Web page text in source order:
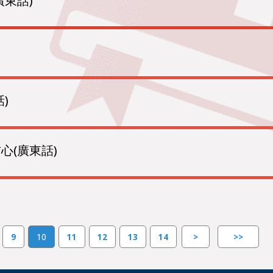
)
(廣東話)
9 10 11 12 13 14 > >>